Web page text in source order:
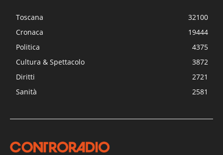
Toscana
32100
Cronaca
19444
Politica
4375
Cultura & Spettacolo
3872
Diritti
2721
Sanità
2581